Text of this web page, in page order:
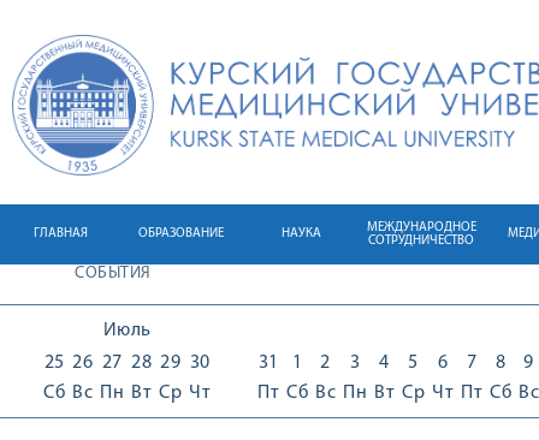
ГЛАВНАЯ ОБРАЗОВАНИЕ НАУКА
МЕЖДУНАРОДНОЕ
СОТРУДНИЧЕСТВО
СОБЫТИЯ
Июль
25
Сб
26
Вс
27
Пн
28
Вт
29
Ср
30
Чт
31
Пт
1
Сб
2
Вс
3
Пн
4
Вт
5
Ср
6
Чт
7
Пт
8
Сб
9
Вс